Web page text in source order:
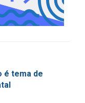
é tema de